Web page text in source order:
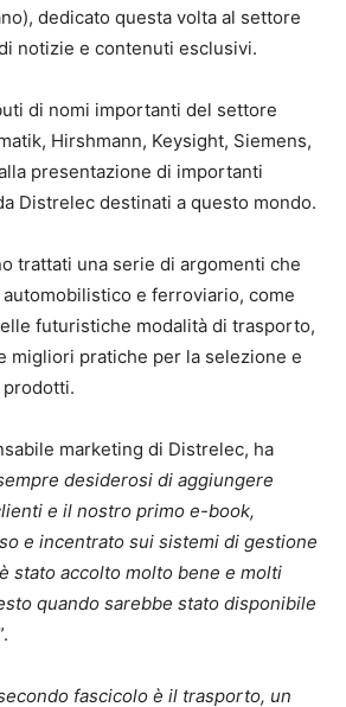
dedicato questa volta al settore
notizie e contenuti esclusivi.
di nomi importanti del settore
Hirshmann, Keysight, Siemens,
presentazione di importanti
Distrelec destinati a questo mondo.
trattati una serie di argomenti che
e ferroviario, come
futuristiche modalità di trasporto,
migliori pratiche per la selezione e
prodotti.
marketing di Distrelec, ha
desiderosi di aggiungere
e il nostro primo e-book,
e incentrato sui sistemi di gestione
stato accolto molto bene e molti
quando sarebbe stato disponibile
fascicolo è il trasporto, un